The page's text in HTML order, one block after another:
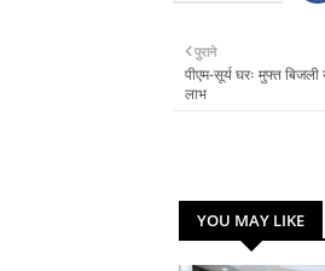
पुराने
पीएम-सूर्य घरः मुफ्त
लाभ
YOU MAY LIKE